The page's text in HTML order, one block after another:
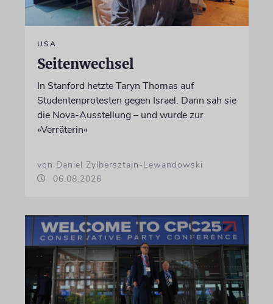
USA
Seitenwechsel
In Stanford hetzte Taryn Thomas auf
Studentenprotesten gegen Israel. Dann sah sie
die Nova-Ausstellung – und wurde zur
»Verräterin«
von Daniel Zylbersztajn-Lewandowski
06.08.2026